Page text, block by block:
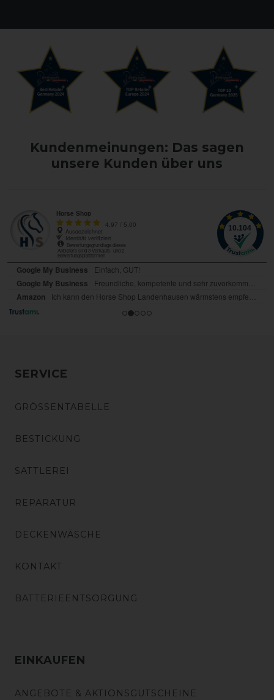
Kundenmeinungen: Das sagen
unsere Kunden über uns
SERVICE
GRÖSSENTABELLE
BESTICKUNG
SATTLEREI
REPARATUR
DECKENWÄSCHE
KONTAKT
BATTERIEENTSORGUNG
EINKAUFEN
ANGEBOTE & AKTIONSGUTSCHEINE